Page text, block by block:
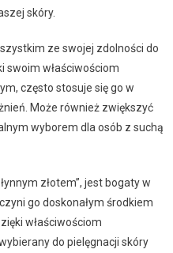
skóry.
ze swojej zdolności do
swoim właściwościom
często stosuje się go w
Może również zwiększyć
wyborem dla osób z suchą
złotem”, jest bogaty w
go doskonałym środkiem
właściwościom
do pielęgnacji skóry